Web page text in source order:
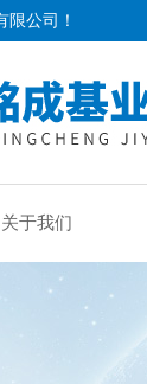
公司！
关于我们